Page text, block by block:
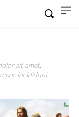
sit amet,
incididunt